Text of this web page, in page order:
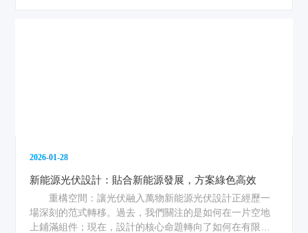
2026-01-28
新能源光伏設計：貼合新能源發展，方案綠色高效
重構空間：讓光伏融入萬物新能源光伏設計正經歷一
場深刻的范式轉移。過去，我們關注的是如何在一片空地
上鋪滿組件；現在，設計的核心命題轉向了如何在有限的